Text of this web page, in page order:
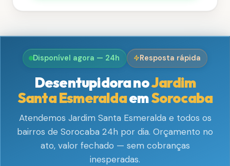
Disponível agora — 24h Resposta rápida
Desentupidora noJardim
Santa EsmeraldaemSorocaba
Atendemos Jardim Santa Esmeralda e todos os
bairros de Sorocaba 24h por dia. Orçamento no
ato, valor fechado — sem cobranças
inesperadas.